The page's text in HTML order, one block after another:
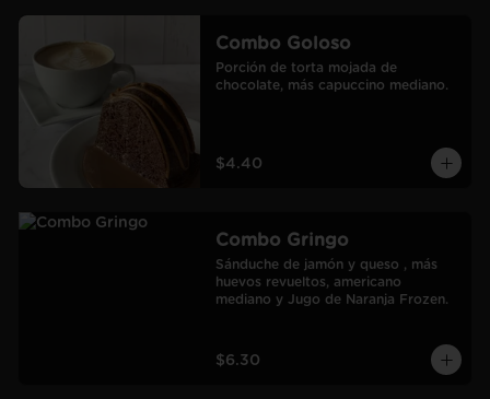
Combo Goloso
Porción de torta mojada de
chocolate, más capuccino mediano.
$4.40
Combo Gringo
Sánduche de jamón y queso , más
huevos revueltos, americano
mediano y Jugo de Naranja Frozen.
$6.30